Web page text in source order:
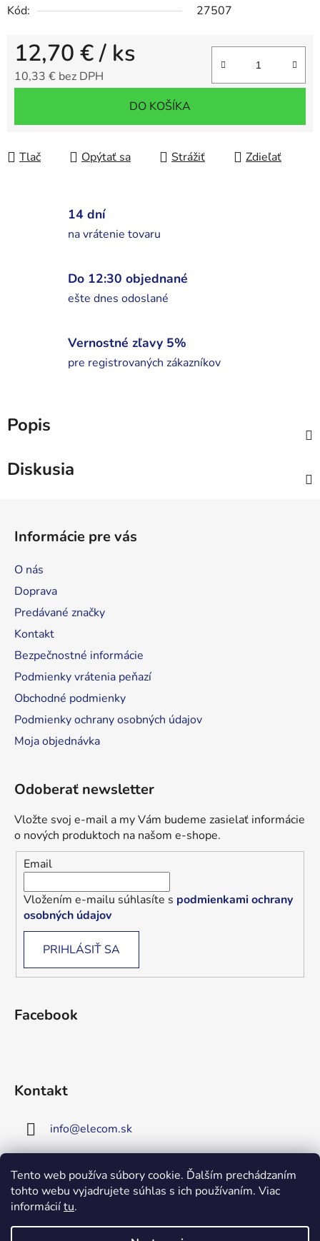
Tento web používa súbory cookie. Ďalším prechádzaním
tohto webu vyjadrujete súhlas s ich používaním. Viac
informáciítu.
Upozornenie!
stránke!Zaregistrujte sa!
Kód:
27507
12,70 €/ ks
10,33 € bez DPH
DO KOŠÍKA
Tlač Opýtať sa Strážiť Zdieľať
14 dní
na vrátenie tovaru
Do 12:30 objednané
ešte dnes odoslané
Vernostné zľavy 5%
pre registrovaných zákazníkov
Popis
Diskusia
Informácie pre vás
O nás
Doprava
Predávané značky
Kontakt
Bezpečnostné informácie
Podmienky vrátenia peňazí
Obchodné podmienky
Podmienky ochrany osobných údajov
Moja objednávka
Odoberať newsletter
Vložte svoj e-mail a my Vám budeme zasielať informácie
o nových produktoch na našom e-shope.
Email
Vložením e-mailu súhlasíte s podmienkami ochrany
osobných údajov
PRIHLÁSIŤ SA
Facebook
Kontakt
info@elecom.sk